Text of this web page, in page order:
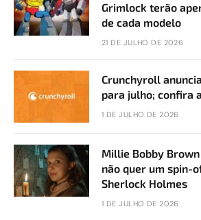
Grimlock terão
de cada modelo
21 DE JULHO DE 2026
Crunchyroll
para julho; confira
1 DE JULHO DE 2026
Millie Bobby
não quer um spin-
Sherlock Holmes
1 DE JULHO DE 2026